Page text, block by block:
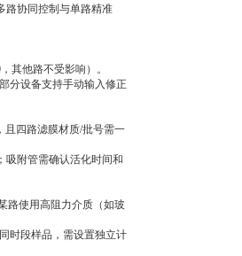
路协同控制与单路精准
其他路不受影响）。
分设备支持手动输入修正
且四路滤膜材质/批号需一
吸附管需确认活化时间和
路使用高阻力介质（如玻
时段样品，需设置独立计